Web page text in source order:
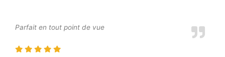
Parfait en tout point de vue